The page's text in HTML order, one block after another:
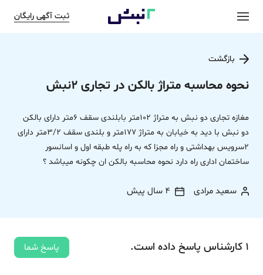
ثبت آگهی رایگان
بازگشت
نحوه محاسبه متراژ بالکن در تجاری 2نبش
مغازه تجاری دو نبش‌ به متراژ 102متر بابلندی سقف 6متر دارای بالکن
دو نبش با دید به خیابان به متراژ 177متر و بلندی سقف 3/2متر دارای
2سرویس بهداشتی و راه مجزا که به راه پله طبقه اول و اسانسور
ساختمان اداری راه دارد نحوه محاسبه بالکن ان چکونه میباشد ؟
سعید مرادی 4 سال پیش
1 کارشناس پاسخ داده‌ است. پاسخ شما